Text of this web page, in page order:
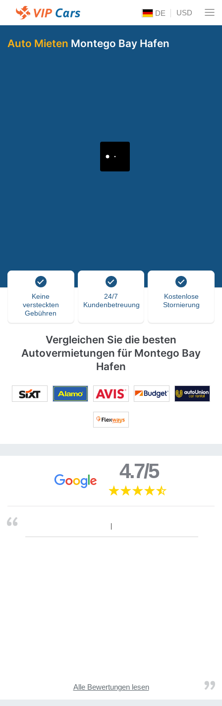
DE USD
Auto Mieten Montego Bay Hafen
Keine
versteckten
Gebühren
24/7
Kundenbetreuung
Kostenlose
Stornierung
Vergleichen Sie die besten
Autovermietungen für Montego Bay
Hafen
4.7/5
Alle Bewertungen lesen